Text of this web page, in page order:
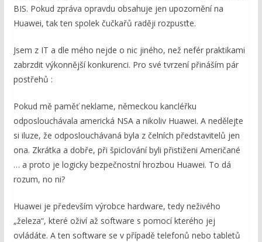
BIS. Pokud zpráva opravdu obsahuje jen upozornění na
Huawei, tak ten spolek čučkařů raději rozpusťte.
Jsem z IT a dle mého nejde o nic jiného, než nefér praktikami
zabrzdit výkonnější konkurenci. Pro své tvrzení přináším pár
postřehů :
Pokud mě paměť neklame, německou kancléřku
odposlouchávala americká NSA a nikoliv Huawei. A nedělejte
si iluze, že odposlouchávaná byla z čelních představitelů jen
ona. Zkrátka a dobře, při špiclování byli přistiženi Američané
… a proto je logicky bezpečnostní hrozbou Huawei. To dá
rozum, no ni?
Huawei je především výrobce hardware, tedy neživého
„železa“, které oživí až software s pomocí kterého jej
ovládáte. A ten software se v případě telefonů nebo tabletů